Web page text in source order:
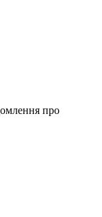
про